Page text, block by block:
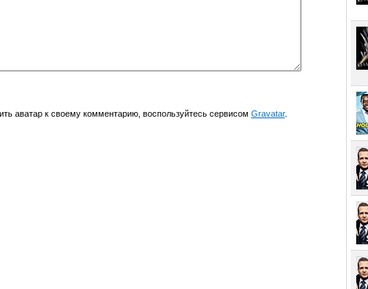
аватар к своему комментарию, воспользуйтесь сервисом Gravatar.